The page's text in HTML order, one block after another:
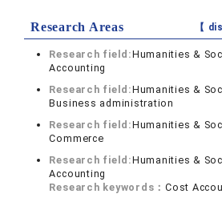
Research Areas 【
Research field:Humanities &
Accounting
Research field:Humanities &
Business administration
Research field:Humanities &
Commerce
Research field:Humanities &
Accounting
Research keywords：Cost